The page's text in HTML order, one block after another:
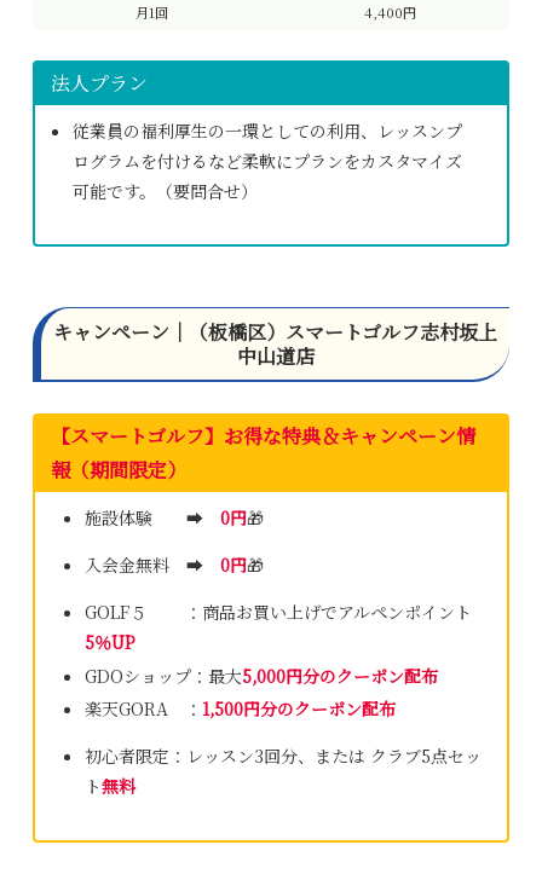
月1回
4,400円
法人プラン
従業員の福利厚生の一環としての利用、レッスンプ
ログラムを付けるなど柔軟にプランをカスタマイズ
可能です。（要問合せ）
キャンペーン｜（板橋区）スマートゴルフ志村坂上
中山道店
【スマートゴルフ】 お得な特典＆キャンペーン情
報（期間限定）
施設体験 ➡0円🎁
入会金無料 ➡0円🎁
GOLF５ ：商品お買い上げでアルペンポイント
5％UP
GDOショップ：最大5,000円分のクーポン配布
楽天GORA ：1,500円分のクーポン配布
初心者限定：レッスン3回分、または クラブ5点セッ
ト無料